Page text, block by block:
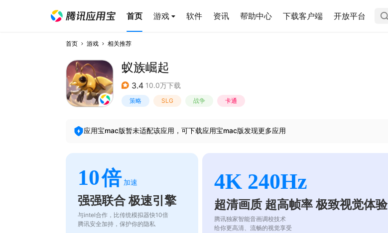
首页 游戏 软件 资讯 帮助中心 下载客户端 开放平台
首页 游戏 相关推荐
蚁族崛起
3.4 10.0万下载
策略 SLG 战争 卡通
应用宝mac版暂未适配该应用，可下载应用宝mac版发现更多应用
10倍 加速
强强联合 极速引擎
与intel合作，比传统模拟器快10倍
腾讯安全加持，保护你的隐私
4K 240Hz
超清画质 超高帧率 极致视觉体验
腾讯独家智能音画调校技术
给你更高清、流畅的视觉享受